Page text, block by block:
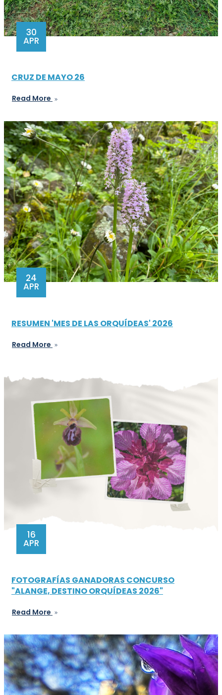
30
APR
CRUZ DE MAYO 26
Read More
24
APR
RESUMEN 'MES DE LAS ORQUÍDEAS' 2026
Read More
16
APR
FOTOGRAFÍAS GANADORAS CONCURSO
"ALANGE, DESTINO ORQUÍDEAS 2026"
Read More